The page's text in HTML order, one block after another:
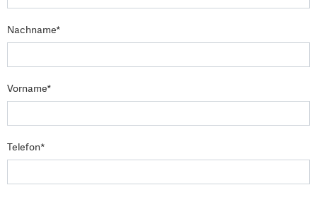
Nachname*
Vorname*
Telefon*